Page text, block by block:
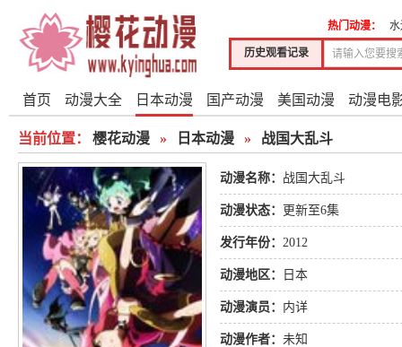
历史观看记录
热门动漫：
首页 动漫大全 日本动漫 国产动漫 美国动漫 动漫电
当前位置： 樱花动漫 » 日本动漫 » 战国大乱斗
动漫名称： 战国大乱斗
动漫状态： 更新至6集
发行年份： 2012
动漫地区： 日本
动漫演员： 内详
动漫作者： 未知